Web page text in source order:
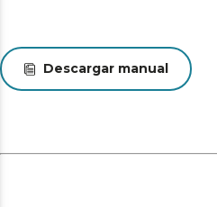
Descargar manual